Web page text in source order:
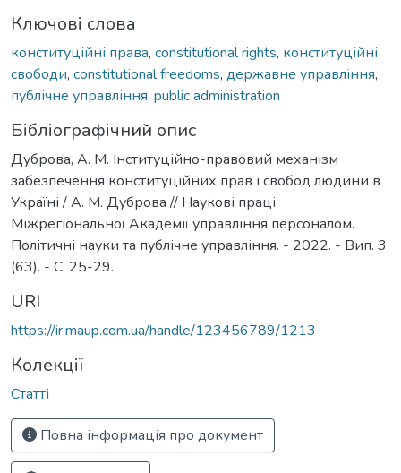
Ключові слова
конституційні права, constitutional rights, конституційні
свободи, constitutional freedoms, державне управління,
публічне управління, public administration
Бібліографічний опис
Дуброва, А. М. Інституційно-правовий механізм
забезпечення конституційних прав і свобод людини в
Україні / А. М. Дуброва // Наукові праці
Міжрегіональної Академії управління персоналом.
Політичні науки та публічне управління. - 2022. - Вип. 3
(63). - С. 25-29.
URI
https://ir.maup.com.ua/handle/123456789/1213
Колекції
Статті
Повна інформація про документ